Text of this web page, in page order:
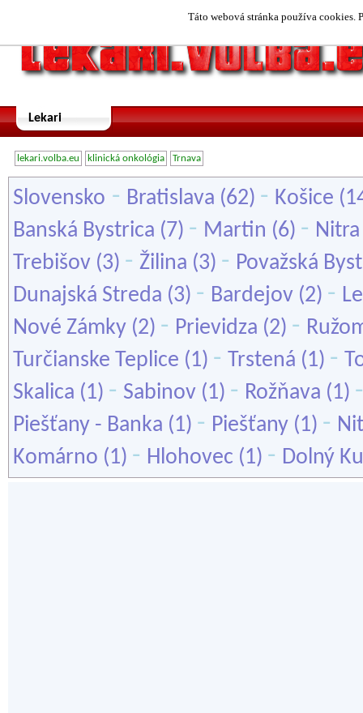
Táto webová stránka používa cookies.
Lekari
lekari.volba.eu klinická onkológia Trnava
Slovensko - Bratislava (62) - Košice
Banská Bystrica (7) - Martin (6) - Nitra
Trebišov (3) - Žilina (3) - Považská
Dunajská Streda (3) - Bardejov (2) -
Nové Zámky (2) - Prievidza (2) -
Turčianske Teplice (1) - Trstená (1) -
Skalica (1) - Sabinov (1) - Rožňava (1)
Piešťany - Banka (1) - Piešťany (1) -
Komárno (1) - Hlohovec (1) - Dolný